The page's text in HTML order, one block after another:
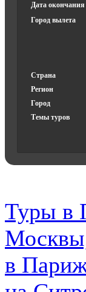
Дата окончания
Город вылета
Страна
Регион
Город
Темы туров
Туры в
в